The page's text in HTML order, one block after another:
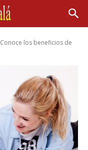
Conoce los beneficios de